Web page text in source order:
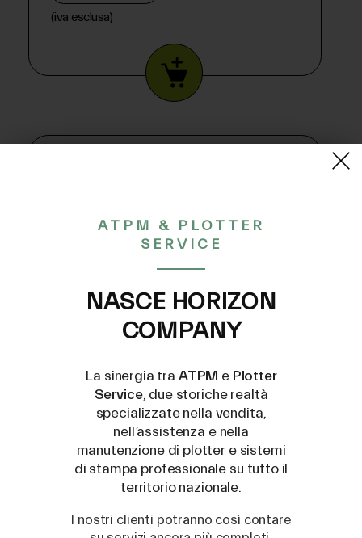
(iva esclusa)
Inchiostro Originale Roland
Inku EGS, 500ml - INKU-
EGS-500
ATPM & PLOTTER
SERVICE
NASCE HORIZON
COMPANY
La sinergia tra ATPM e Plotter
Service, due storiche realtà
specializzate nella vendita,
nell’assistenza e nella
manutenzione di plotter e sistemi
di stampa professionale su tutto il
territorio nazionale.
I nostri clienti potranno così contare